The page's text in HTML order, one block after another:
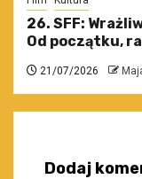
26. SFF:
Od początku,
21/07/2026
Dodaj